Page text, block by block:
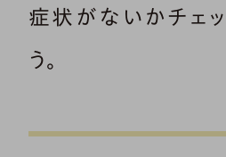
症状がないかチェッ
う。